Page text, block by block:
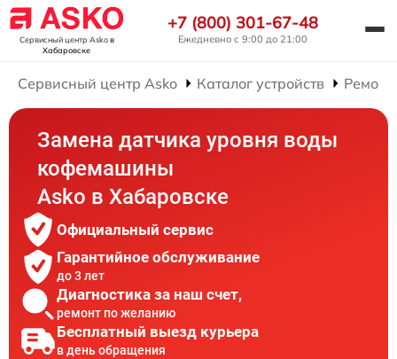
Сервисный центр Askoв
Хабаровске
+7 (800) 301-67-48
Ежедневно с 9:00 до 21:00
Сервисный центр Asko Каталог устройств
Замена датчика уровня воды
кофемашины
Asko в Хабаровске
Официальный сервис
Гарантийное обслуживание
до 3 лет
Диагностика за наш счет,
ремонт по желанию
Бесплатный выезд курьера
в день обращения